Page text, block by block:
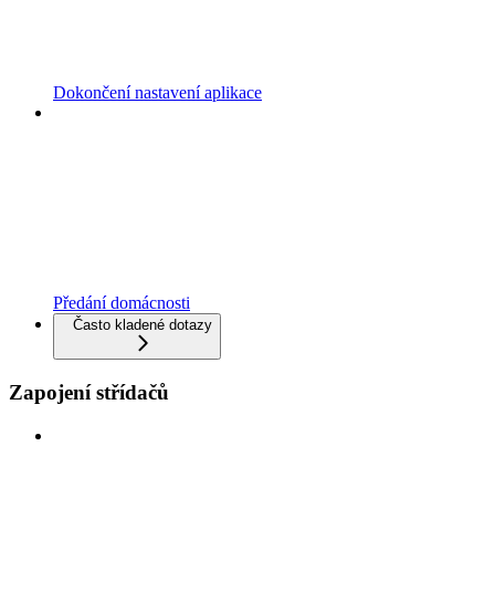
Dokončení nastavení aplikace
Předání domácnosti
Často kladené dotazy
Zapojení střídačů